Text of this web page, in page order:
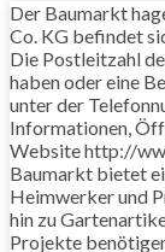
Der Baumarkt
Co. KG befindet
Die Postleitzahl
haben oder eine
unter der
Informationen,
Website http://
Baumarkt bietet
Heimwerker und
hin zu
Projekte